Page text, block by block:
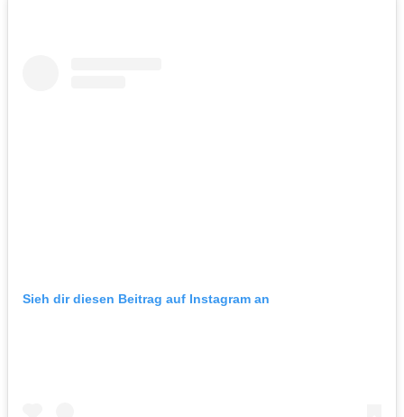
Sieh dir diesen Beitrag auf Instagram an